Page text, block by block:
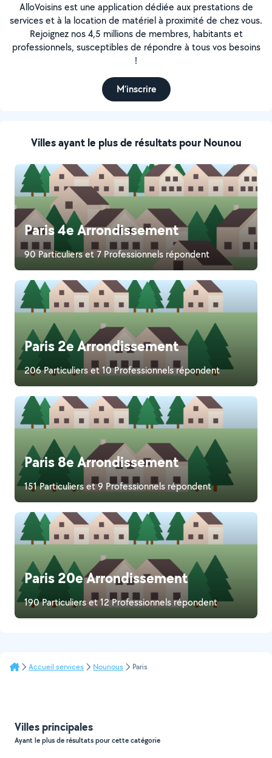
Villes ayant le plus de résultats pour Nounou
Paris 4e Arrondissement
90 Particuliers et 7 Professionnels répondent
Paris 2e Arrondissement
206 Particuliers et 10 Professionnels répondent
Paris 8e Arrondissement
151 Particuliers et 9 Professionnels répondent
Paris 20e Arrondissement
190 Particuliers et 12 Professionnels répondent
AlloVoisins est une application dédiée aux prestations de
services et à la location de matériel à proximité de chez vous.
Rejoignez nos 4,5 millions de membres, habitants et
professionnels, susceptibles de répondre à tous vos besoins
!
M’inscrire
Accueil services Nounous Paris
Villes principales
Ayant le plus de résultats pour cette catégorie